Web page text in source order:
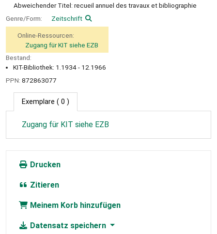
Abweichender Titel: recueil annuel des travaux et bibliographie
Genre/Form:
Zeitschrift
Online-Ressourcen:
Zugang für KIT siehe EZB
Bestand:
KIT-Bibliothek: 1.1934 - 12.1966
PPN: 872863077
Exemplare ( 0 )
Zugang für KIT siehe EZB
Drucken
Zitieren
Meinem Korb hinzufügen
Datensatz speichern